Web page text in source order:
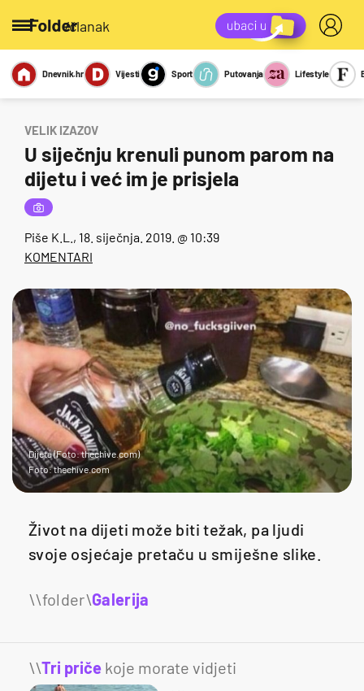
/članak
Miks Kviz
Report
Sexy
Dnevnik.hr Vijesti Sport Putovanja Lifestyle
VELIK IZAZOV
U siječnju krenuli punom parom na
dijetu i već im je prisjela
Piše K.L. , 18. siječnja. 2019. @ 10:39
KOMENTARI
Dijeta (Foto: thechive.com)
Foto: thechive.com
Život na dijeti može biti težak, pa ljudi
svoje osjećaje pretaču u smiješne slike.
Galerija
\\Tri priče koje morate vidjeti